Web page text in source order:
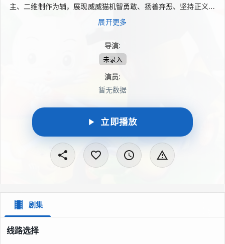
主、二维制作为辅，展现威威猫机智勇敢、扬善弃恶、坚持正义的
特点。故事在悬念与推理中穿插日常生活常识和科普内容，让少儿
在趣味情节里获得法制启蒙，也锻炼想象力、逻辑思维与动脑能
展开更多
导演:
未录入
演员:
暂无数据
立即播放
剧集
线路选择